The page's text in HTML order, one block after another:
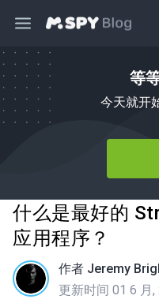
等
今天就开
什么是最好的
应用程序？
作者 Jeremy
更新时间 01 6 月,